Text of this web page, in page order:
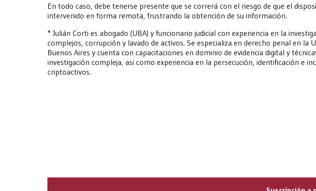
En todo caso, debe tenerse presente que se correrá con el riesgo de que el
intervenido en forma remota, frustrando la obtención de su información.
* Julián Corti es abogado (UBA) y funcionario judicial con experiencia en la
complejos, corrupción y lavado de activos. Se especializa en derecho penal en la
Buenos Aires y cuenta con capacitaciones en dominio de evidencia digital y
investigación compleja, asi como experiencia en la persecución, identificación e
criptoactivos.